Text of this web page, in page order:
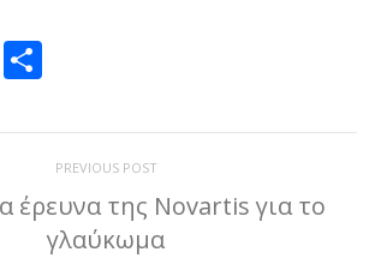
Email
PREVIOUS POST
έρευνα της Novartis για το
γλαύκωμα